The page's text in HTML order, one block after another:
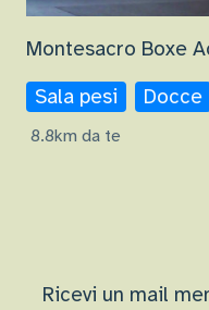
Montesacro Boxe
Sala pesi
Docce
8.8km da te
Ricevi un mail